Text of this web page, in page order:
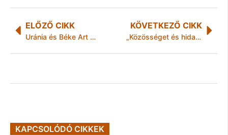
ELŐZŐ CIKK
Uránia és Béke Art Mozitermek újranyitása
KÖVETKEZŐ CIKK
„Közösséget és hidat építünk” – Megalakult a Kézfogás Klaszter
KAPCSOLÓDÓ CIKKEK